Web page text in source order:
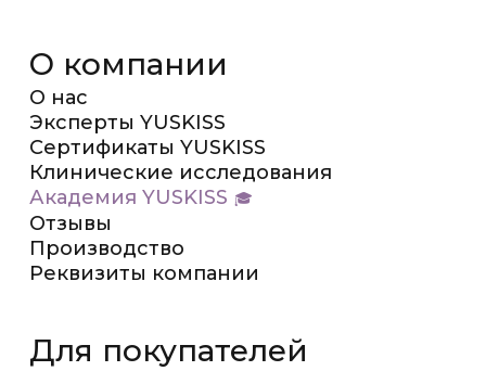
О компании
О нас
Эксперты YUSKISS
Сертификаты YUSKISS
Клинические исследования
Академия YUSKISS
Отзывы
Производство
Реквизиты компании
Для покупателей